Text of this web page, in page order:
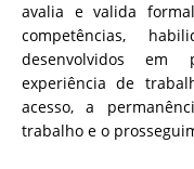
avalia e valida
competências,
desenvolvidos em
experiência de
acesso, a
trabalho e o